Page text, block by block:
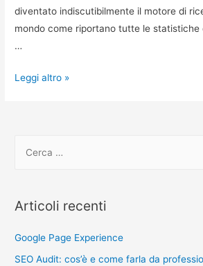
diventato indiscutibilmente il motore di
mondo come riportano tutte le statistiche
…
Google
Leggi altro »
e
c
a
Articoli recenti
Google Page Experience
SEO Audit: cos’è e come farla da